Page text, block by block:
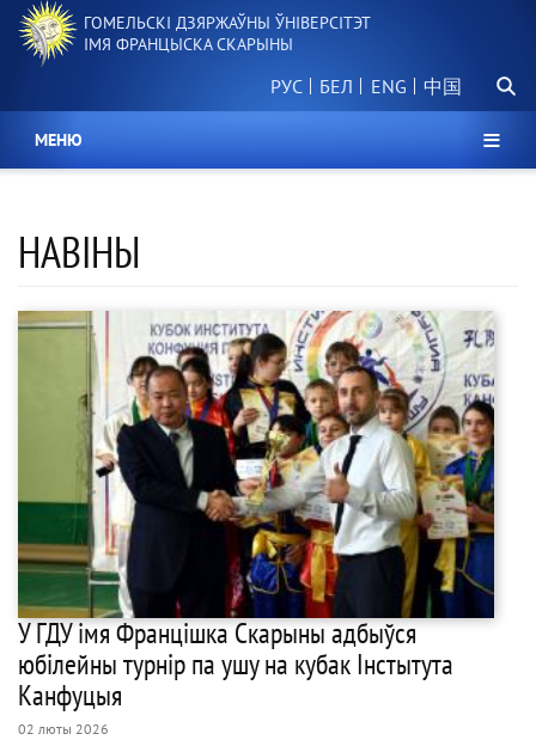
Перайсці
асноўнага
ГОМЕЛЬСКІ ДЗЯРЖАЎНЫ ЎНІВЕРСІТЭТ
ІМЯ ФРАНЦЫСКА СКАРЫНЫ
РУС БЕЛ 中国
МЕНЮ
НАВІНЫ
У ГДУ імя Францішка Скарыны адбыўся
юбілейны турнір па ушу на кубак Інстытута
Канфуцыя
02 люты 2026